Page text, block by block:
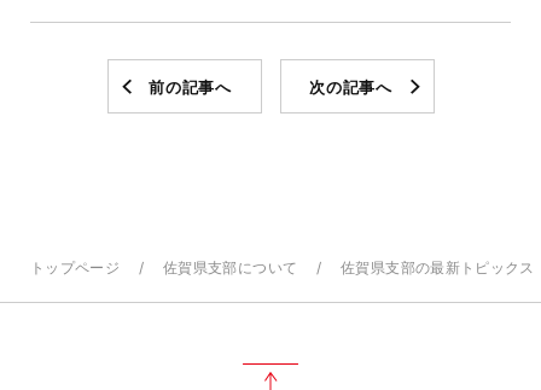
前の記事へ 次の記事へ
トップページ 佐賀県支部について 佐賀県支部の最新トピックス